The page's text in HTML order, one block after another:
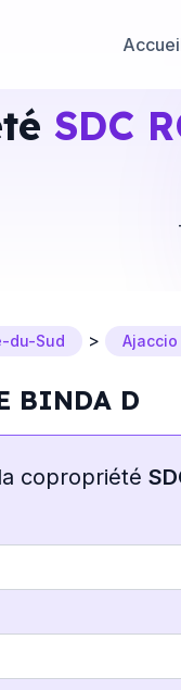
SDC
du-Sud > Ajaccio
BINDA D
copropriété